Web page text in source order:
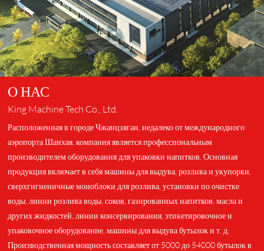
О НАС
King Machine Tech Co., Ltd.
Расположенная в городе Чжанцзяган, недалеко от международного
аэропорта Шанхая, компания является профессиональным
производителем оборудования для упаковки напитков. Основная
продукция включает в себя машины для выдува, розлива и укупорки,
сверхгигиеничные моноблоки для розлива, установки по очистке
воды, линии розлива воды, соков, газированных напитков, масла и
других жидкостей, линии консервирования, этикетировочное и
упаковочное оборудование, машины для выдува бутылок и т. д.
Производственная мощность составляет от 5000 до 54000 бутылок в